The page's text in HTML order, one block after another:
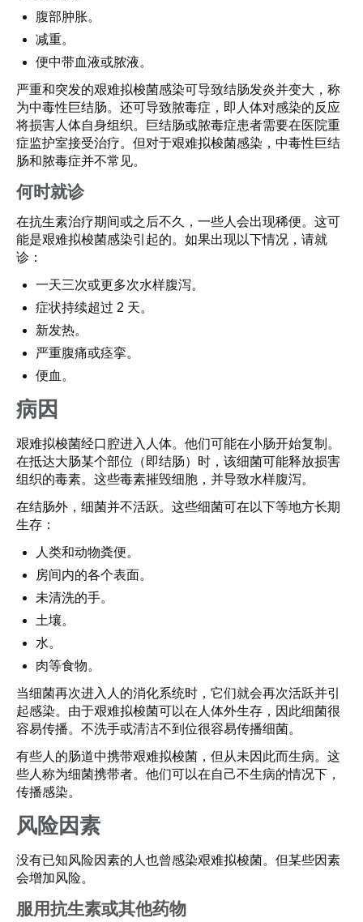
腹部肿胀。
减重。
便中带血液或脓液。
严重和突发的艰难拟梭菌感染可导致结肠发炎并变大，称
为中毒性巨结肠。还可导致脓毒症，即人体对感染的反应
将损害人体自身组织。巨结肠或脓毒症患者需要在医院重
症监护室接受治疗。但对于艰难拟梭菌感染，中毒性巨结
肠和脓毒症并不常见。
何时就诊
在抗生素治疗期间或之后不久，一些人会出现稀便。这可
能是艰难拟梭菌感染引起的。如果出现以下情况，请就
诊：
一天三次或更多次水样腹泻。
症状持续超过 2 天。
新发热。
严重腹痛或痉挛。
便血。
病因
艰难拟梭菌经口腔进入人体。他们可能在小肠开始复制。
在抵达大肠某个部位（即结肠）时，该细菌可能释放损害
组织的毒素。这些毒素摧毁细胞，并导致水样腹泻。
在结肠外，细菌并不活跃。这些细菌可在以下等地方长期
生存：
人类和动物粪便。
房间内的各个表面。
未清洗的手。
土壤。
水。
肉等食物。
当细菌再次进入人的消化系统时，它们就会再次活跃并引
起感染。由于艰难拟梭菌可以在人体外生存，因此细菌很
容易传播。不洗手或清洁不到位很容易传播细菌。
有些人的肠道中携带艰难拟梭菌，但从未因此而生病。这
些人称为细菌携带者。他们可以在自己不生病的情况下，
传播感染。
风险因素
没有已知风险因素的人也曾感染艰难拟梭菌。但某些因素
会增加风险。
服用抗生素或其他药物